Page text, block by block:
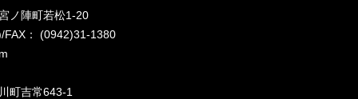
ノ陣町若松1-20
： (0942)31-1380
町吉常643-1